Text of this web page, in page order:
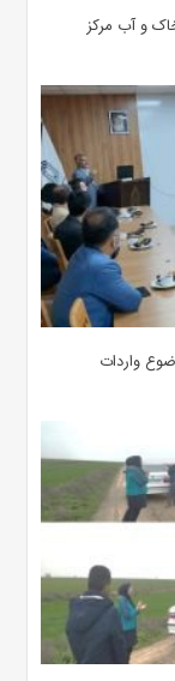
و آب مرکز
واردات